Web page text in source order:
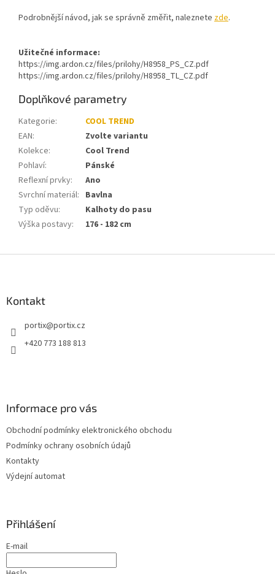
Podrobnější návod, jak se správně změřit, naleznete zde.
Užitečné informace:
https://img.ardon.cz/files/prilohy/H8958_PS_CZ.pdf
https://img.ardon.cz/files/prilohy/H8958_TL_CZ.pdf
Doplňkové parametry
Kategorie:
COOL TREND
EAN:
Zvolte variantu
Kolekce:
Cool Trend
Pohlaví:
Pánské
Reflexní prvky:
Ano
Svrchní materiál: Bavlna
Typ oděvu:
Kalhoty do pasu
Výška postavy: 176 - 182 cm
Kontakt
portix@portix.cz
+420 773 188 813
Informace pro vás
Obchodní podmínky elektronického obchodu
Podmínky ochrany osobních údajů
Kontakty
Výdejní automat
Přihlášení
E-mail